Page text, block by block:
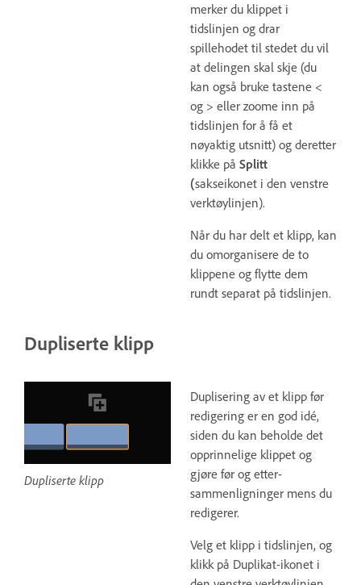
merker du klippet i
tidslinjen og drar
spillehodet til stedet du vil
at delingen skal skje (du
kan også bruke tastene <
og > eller zoome inn på
tidslinjen for å få et
nøyaktig utsnitt) og deretter
klikke på Splitt
(sakseikonet i den venstre
verktøylinjen).
Når du har delt et klipp, kan
du omorganisere de to
klippene og flytte dem
rundt separat på tidslinjen.
Dupliserte klipp
Dupliserte klipp
Duplisering av et klipp før
redigering er en god idé,
siden du kan beholde det
opprinnelige klippet og
gjøre før og etter-
sammenligninger mens du
redigerer.
Velg et klipp i tidslinjen, og
klikk på Duplikat-ikonet i